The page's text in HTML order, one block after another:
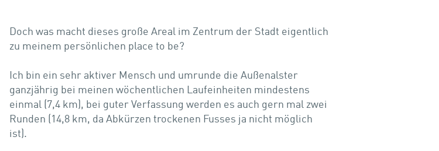
Doch was macht dieses große Areal im Zentrum der Stadt eigentlich
zu meinem persönlichen place to be?
Ich bin ein sehr aktiver Mensch und umrunde die Außenalster
ganzjährig bei meinen wöchentlichen Laufeinheiten mindestens
einmal (7,4 km), bei guter Verfassung werden es auch gern mal zwei
Runden (14,8 km, da Abkürzen trockenen Fusses ja nicht möglich
ist).